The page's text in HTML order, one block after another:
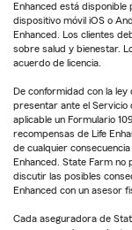
Enhanced está
dispositivo móvil iOS o
Enhanced. Los clientes
sobre salud y bienestar.
acuerdo de licencia.
De conformidad con la
presentar ante el
aplicable un Formulario
recompensas de Life
de cualquier
Enhanced. State Farm no
discutir las posibles
Enhanced con un asesor
Cada aseguradora de